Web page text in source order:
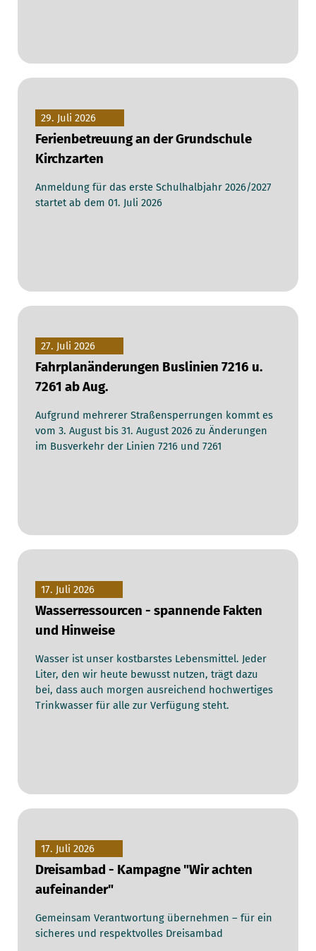
29. Juli 2026
Ferienbetreuung an der Grundschule
Kirchzarten
Anmeldung für das erste Schulhalbjahr 2026/2027
startet ab dem 01. Juli 2026
27. Juli 2026
Fahrplanänderungen Buslinien 7216 u.
7261 ab Aug.
Aufgrund mehrerer Straßensperrungen kommt es
vom 3. August bis 31. August 2026 zu Änderungen
im Busverkehr der Linien 7216 und 7261
17. Juli 2026
Wasserressourcen - spannende Fakten
und Hinweise
Wasser ist unser kostbarstes Lebensmittel. Jeder
Liter, den wir heute bewusst nutzen, trägt dazu
bei, dass auch morgen ausreichend hochwertiges
Trinkwasser für alle zur Verfügung steht.
17. Juli 2026
Dreisambad - Kampagne "Wir achten
aufeinander"
Gemeinsam Verantwortung übernehmen – für ein
sicheres und respektvolles Dreisambad